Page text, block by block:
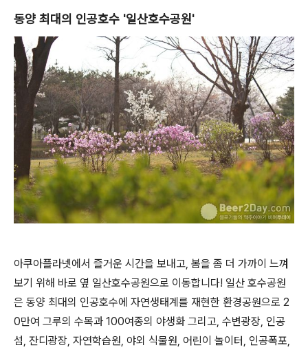
동양 최대의 인공호수 '일산호수공원'
아쿠아플라넷에서 즐거운 시간을 보내고, 봄을 좀 더 가까이 느껴
보기 위해 바로 옆 일산호수공원으로 이동합니다! 일산 호수공원
은 동양 최대의 인공호수에 자연생태계를 재현한 환경공원으로 2
0만여 그루의 수목과 100여종의 야생화 그리고, 수변광장, 인공
섬, 잔디광장, 자연학습원, 야외 식물원, 어린이 놀이터, 인공폭포,